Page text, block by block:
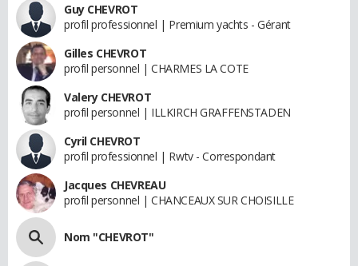
Guy CHEVROT
profil professionnel | Premium yachts - Gérant
Gilles CHEVROT
profil personnel | CHARMES LA COTE
Valery CHEVROT
profil personnel | ILLKIRCH GRAFFENSTADEN
Cyril CHEVROT
profil professionnel | Rwtv - Correspondant
Jacques CHEVREAU
profil personnel | CHANCEAUX SUR CHOISILLE
Nom "CHEVROT"